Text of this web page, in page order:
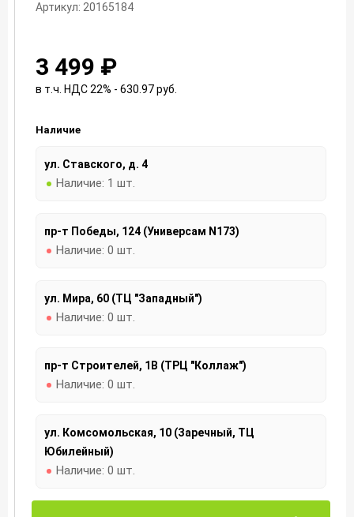
Артикул: 20165184
3 499 ₽
в т.ч. НДС 22% - 630.97руб.
Наличие
ул. Ставского, д. 4
Наличие: 1 шт.
пр-т Победы, 124 (Универсам N173)
Наличие: 0 шт.
ул. Мира, 60 (ТЦ "Западный")
Наличие: 0 шт.
пр-т Строителей, 1В (ТРЦ "Коллаж")
Наличие: 0 шт.
ул. Комсомольская, 10 (Заречный, ТЦ
Юбилейный)
Наличие: 0 шт.